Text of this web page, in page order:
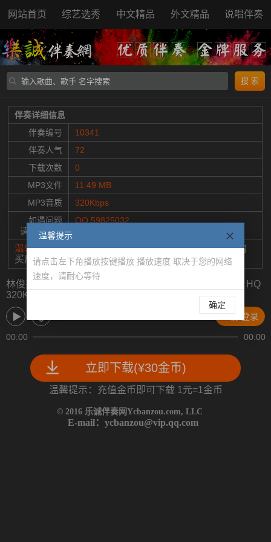
网站首页 综艺选秀 中文精品 外文精品 说唱伴奏
搜 索
伴奏详细信息
伴奏编号
10341
伴奏人气
72
下载次数
0
MP3文件
11.49 MB
MP3音质
320Kbps
如遇问题
请联系客服
QQ 59825032
温馨提示：请您完整试听，确认效果满意，再购买。购
买后下载的伴奏，无广告和鸟叫干扰。
林俊杰 黑夜问白天 伴奏 带和声 立体声 YCEAI版 精消音 HQ
320K
注册/登录
00:00 00:00
立即下载(¥30金币)
温馨提示：充值金币即可下载 1元=1金币
© 2016 乐诚伴奏网Ycbanzou.com, LLC
E-mail：ycbanzou@vip.qq.com
温馨提示
请点击左下角播放按键播放 播放速度 取决于您的网络
速度，请耐心等待
确定